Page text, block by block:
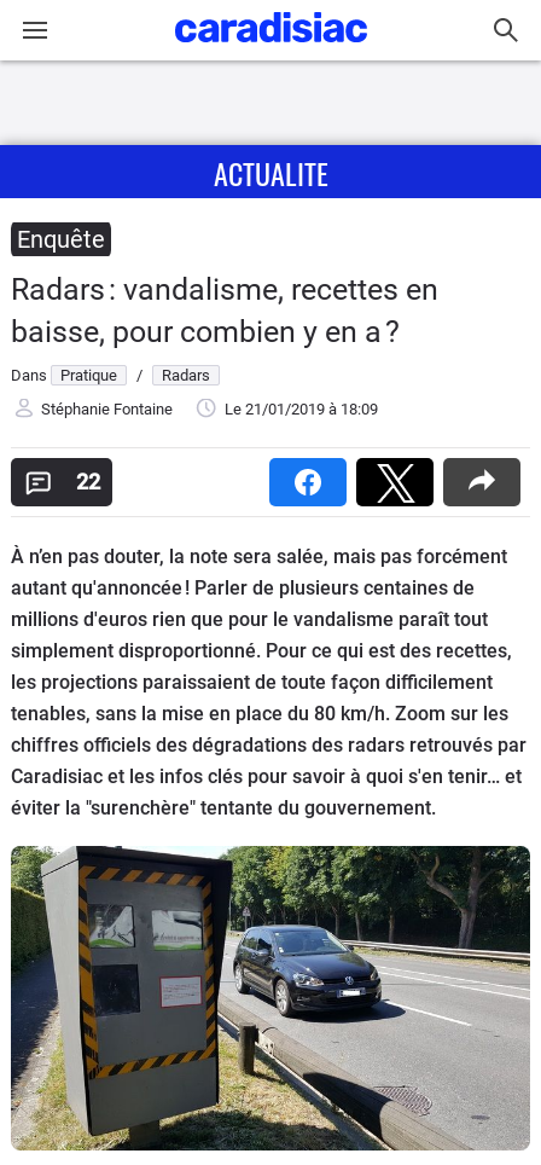
Actu
Essais
d'achat
Electriques
Utilitaires
Flottes
Auto
Services
Forum
Moto
Marques
ACTUALITE
Enquête
Radars : vandalisme, recettes en
baisse, pour combien y en a ?
Dans Pratique /
Radars
Stéphanie Fontaine
Le 21/01/2019 à 18:09
22
À n’en pas douter, la note sera salée, mais pas forcément
autant qu'annoncée ! Parler de plusieurs centaines de
millions d'euros rien que pour le vandalisme paraît tout
simplement disproportionné. Pour ce qui est des recettes,
les projections paraissaient de toute façon difficilement
tenables, sans la mise en place du 80 km/h. Zoom sur les
chiffres officiels des dégradations des radars retrouvés par
Caradisiac et les infos clés pour savoir à quoi s'en tenir… et
éviter la "surenchère" tentante du gouvernement.